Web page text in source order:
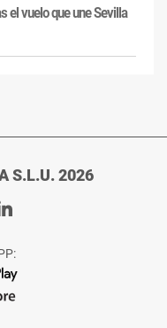
el vuelo que une Sevilla
S.L.U. 2026
Ir
de
La
Voz